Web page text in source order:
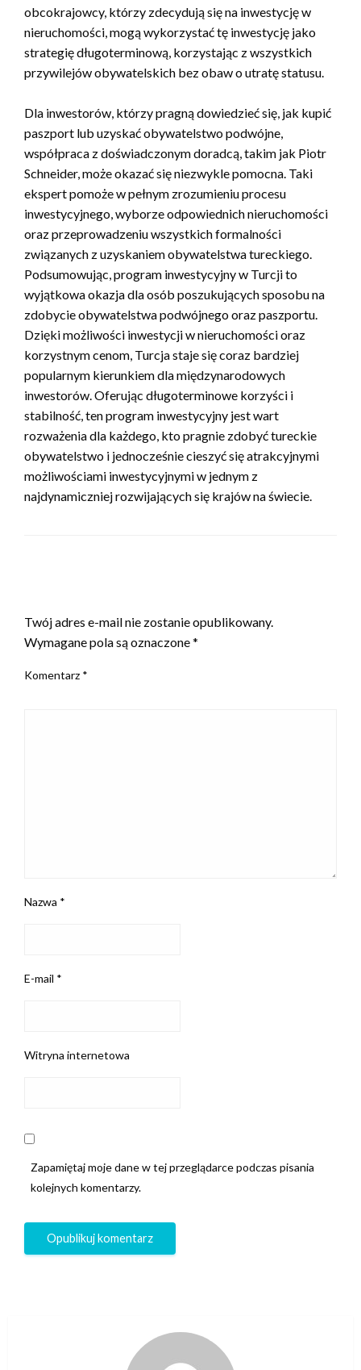
obcokrajowcy, którzy zdecydują się na inwestycję w
nieruchomości, mogą wykorzystać tę inwestycję jako
strategię długoterminową, korzystając z wszystkich
przywilejów obywatelskich bez obaw o utratę statusu.
Dla inwestorów, którzy pragną dowiedzieć się, jak kupić
paszport lub uzyskać obywatelstwo podwójne,
współpraca z doświadczonym doradcą, takim jak Piotr
Schneider, może okazać się niezwykle pomocna. Taki
ekspert pomoże w pełnym zrozumieniu procesu
inwestycyjnego, wyborze odpowiednich nieruchomości
oraz przeprowadzeniu wszystkich formalności
związanych z uzyskaniem obywatelstwa tureckiego.
Podsumowując, program inwestycyjny w Turcji to
wyjątkowa okazja dla osób poszukujących sposobu na
zdobycie obywatelstwa podwójnego oraz paszportu.
Dzięki możliwości inwestycji w nieruchomości oraz
korzystnym cenom, Turcja staje się coraz bardziej
popularnym kierunkiem dla międzynarodowych
inwestorów. Oferując długoterminowe korzyści i
stabilność, ten program inwestycyjny jest wart
rozważenia dla każdego, kto pragnie zdobyć tureckie
obywatelstwo i jednocześnie cieszyć się atrakcyjnymi
możliwościami inwestycyjnymi w jednym z
najdynamiczniej rozwijających się krajów na świecie.
Twój adres e-mail nie zostanie opublikowany.
Wymagane pola są oznaczone*
Komentarz *
Nazwa *
E-mail *
Witryna internetowa
Zapamiętaj moje dane w tej przeglądarce podczas pisania
kolejnych komentarzy.